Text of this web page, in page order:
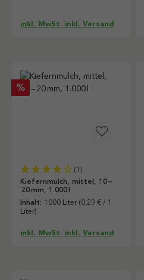
inkl. MwSt. inkl. Versand
Rabatt
%
(1)
Kiefernmulch, mittel, 10 –
20 mm, 1.000 l
Inhalt: 1000 Liter (0,23 € / 1
Liter)
inkl. MwSt. inkl. Versand